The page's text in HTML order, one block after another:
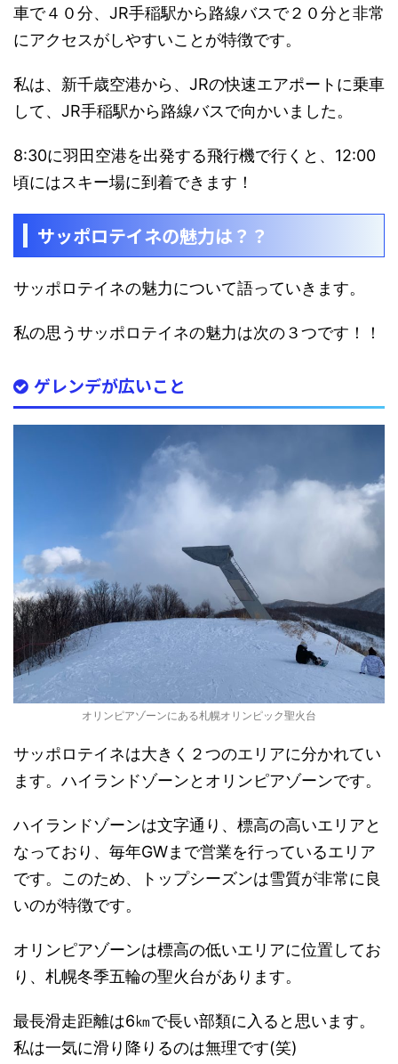
車で４０分、JR手稲駅から路線バスで２０分と非常
にアクセスがしやすいことが特徴です。
私は、新千歳空港から、JRの快速エアポートに乗車
して、JR手稲駅から路線バスで向かいました。
8:30に羽田空港を出発する飛行機で行くと、12:00
頃にはスキー場に到着できます！
サッポロテイネの魅力は？？
サッポロテイネの魅力について語っていきます。
私の思うサッポロテイネの魅力は次の３つです！！
ゲレンデが広いこと
オリンピアゾーンにある札幌オリンピック聖火台
サッポロテイネは大きく２つのエリアに分かれてい
ます。ハイランドゾーンとオリンピアゾーンです。
ハイランドゾーンは文字通り、標高の高いエリアと
なっており、毎年GWまで営業を行っているエリア
です。このため、
トップシーズンは雪質が非常に良
いのが特徴です。
オリンピアゾーンは標高の低いエリアに位置してお
り、札幌冬季五輪の聖火台があります。
最長滑走距離は6㎞で長い部類に入ると思います。
私は一気に滑り降りるのは無理です(笑)